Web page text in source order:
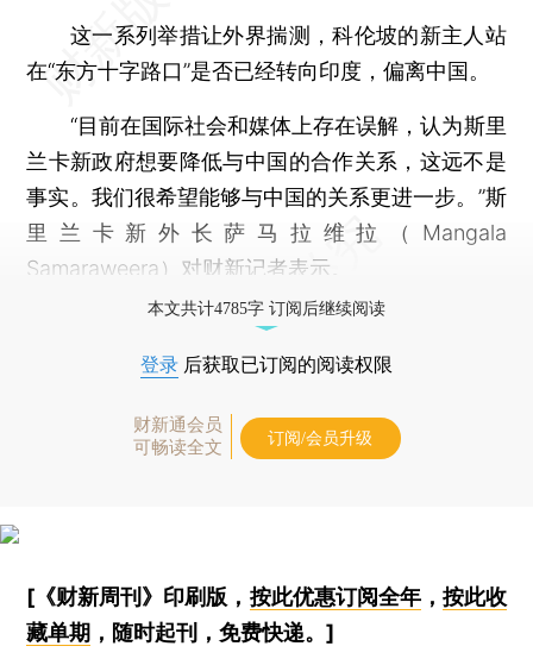
这一系列举措让外界揣测，科伦坡的新主人站
在“东方十字路口”是否已经转向印度，偏离中国。
“目前在国际社会和媒体上存在误解，认为斯里
兰卡新政府想要降低与中国的合作关系，这远不是
事实。我们很希望能够与中国的关系更进一步。”斯
里兰卡新外长萨马拉维拉（Mangala
Samaraweera）对财新记者表示。
本文共计4785字 订阅后继续阅读
登录 后获取已订阅的阅读权限
财新通会员
可畅读全文
订阅/会员升级
[《财新周刊》印刷版， 按此优惠订阅全年， 按此收
藏单期 ，随时起刊，免费快递。]